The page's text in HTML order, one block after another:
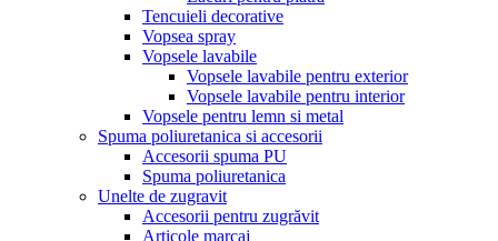
Tencuieli decorative
Vopsea spray
Vopsele lavabile
Vopsele lavabile pentru exterior
Vopsele lavabile pentru interior
Vopsele pentru lemn si metal
Spuma poliuretanica si accesorii
Accesorii spuma PU
Spuma poliuretanica
Unelte de zugravit
Accesorii pentru zugrăvit
Articole marcaj